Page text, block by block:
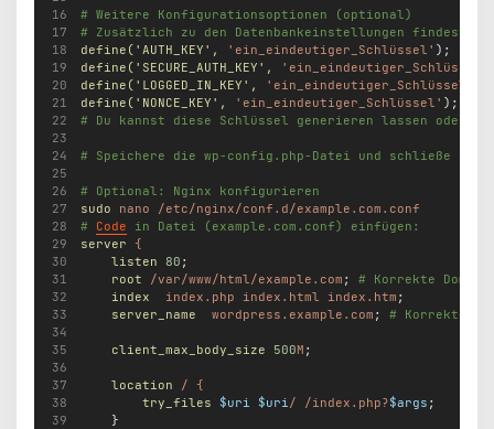
# Weitere Konfigurationsoptionen (optional)
# Zusätzlich zu den Datenbankeinstellungen findest
define( 'AUTH_KEY' , 'ein_eindeutiger_Schlüssel' );
define( 'SECURE_AUTH_KEY' , 'ein_eindeutiger_Schlüssel'
define( 'LOGGED_IN_KEY' , 'ein_eindeutiger_Schlüssel'
define( 'NONCE_KEY' , 'ein_eindeutiger_Schlüssel' );
# Du kannst diese Schlüssel generieren lassen oder
# Speichere die wp-config.php-Datei und schließe den
# Optional: Nginx konfigurieren
sudo nano /etc/nginx/conf.d/example.com.conf
# Code in Datei (example.com.conf) einfügen:
server {
listen 80 ;
root /var/www/html/example.com ; # Korrekte Domain
index
index.php index.html index.htm ;
server_name
wordpress.example.com ; # Korrekte
client_max_body_size 500M ;
location / {
try_files $uri $uri / /index.php?$args ;
    }